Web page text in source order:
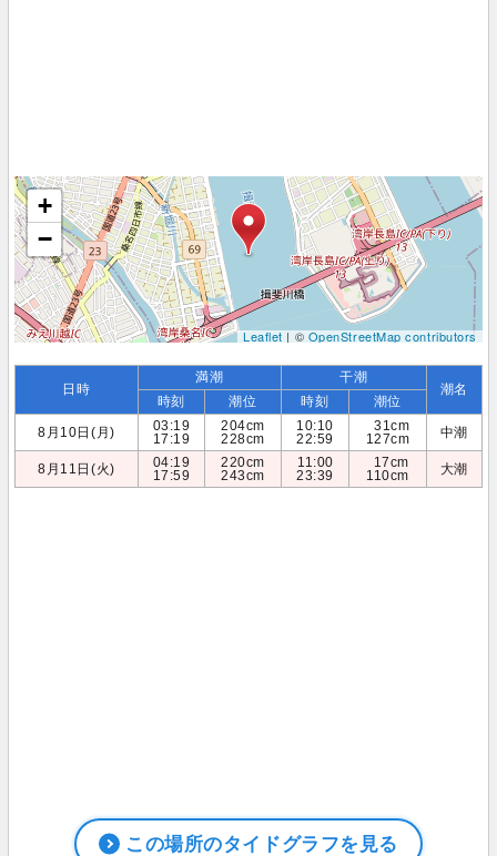
+
−
Leaflet| ©OpenStreetMap contributors
日時
満潮 干潮
潮名
時刻 潮位 時刻
潮位
8月10日(月)
03:19
17:19
204cm
228cm
10:10
22:59
31cm
127cm
中潮
8月11日(火)
04:19
17:59
220cm
243cm
11:00
23:39
17cm
110cm
大潮
この場所のタイドグラフを見る